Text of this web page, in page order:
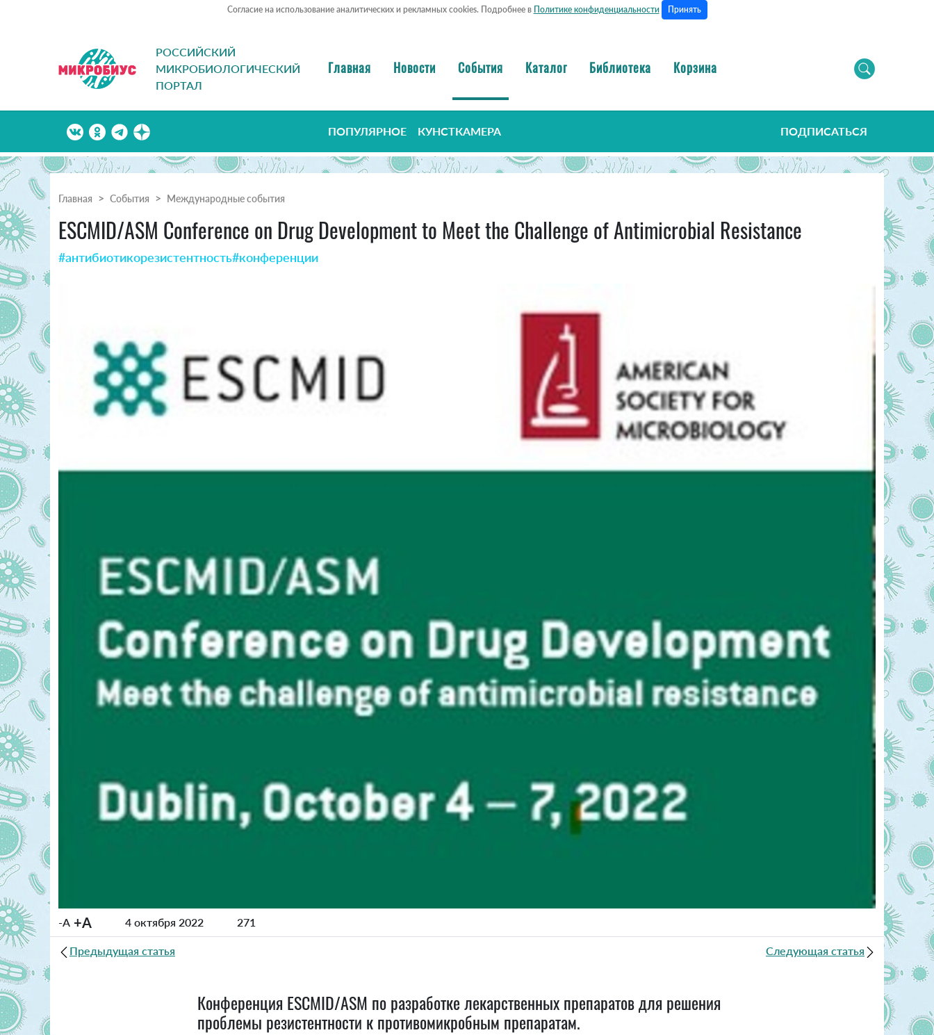
Согласие на использование аналитических и рекламных cookies. Подробнее в Политике конфиденциальности Принять
РОССИЙСКИЙ
МИКРОБИОЛОГИЧЕСКИЙ
ПОРТАЛ
Главная Новости События Каталог Библиотека Корзина
ПОПУЛЯРНОЕ КУНСТКАМЕРА ПОДПИСАТЬСЯ
Главная События Международные события
ESCMID/ASM Conference on Drug Development to Meet the Challenge of Antimicrobial Resistance
#антибиотикорезистентность#конференции
-A +A 4 октября 2022 271
Предыдущая статья Следующая статья
Конференция ESCMID/ASM по разработке лекарственных препаратов для решения
проблемы резистентности к противомикробным препаратам.